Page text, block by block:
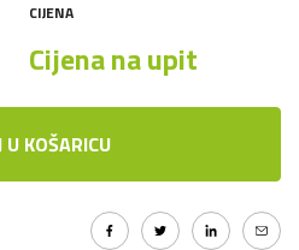
CIJENA
Cijena na upit
U KOŠARICU